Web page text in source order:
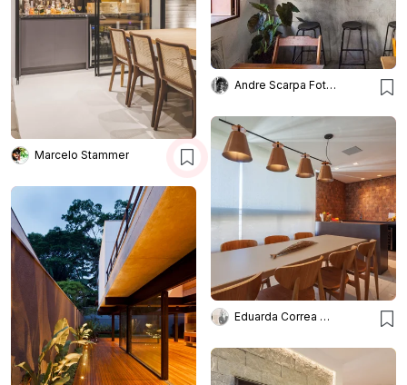
Marcelo Stammer
Andre Scarpa Fotografia
Eduarda Correa Arquitetos